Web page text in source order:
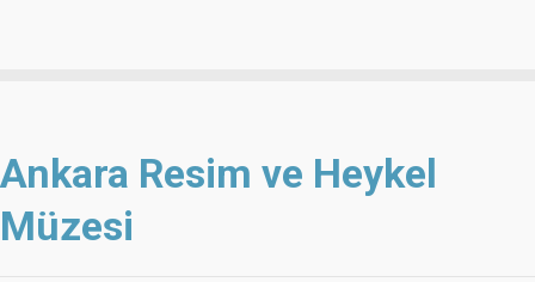
Ankara Resim ve Heykel
Müzesi